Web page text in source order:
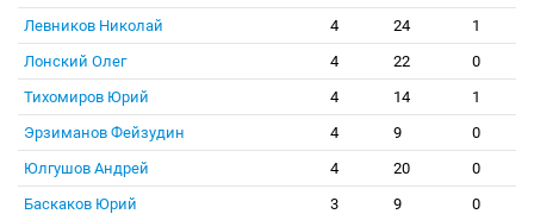
Левников Николай
4 24
1
Лонский Олег
4 22
0
Тихомиров Юрий
4 14
1
Эрзиманов Фейзудин
4 9
0
Юлгушов Андрей
4 20
0
Баскаков Юрий
3 9
0